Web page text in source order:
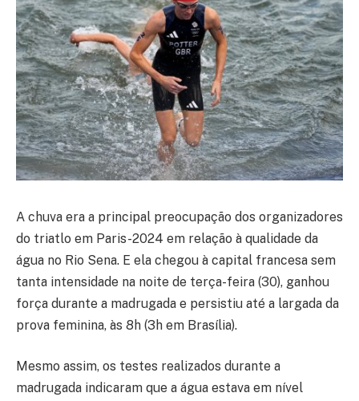
A chuva era a principal preocupação dos organizadores
do triatlo em Paris-2024 em relação à qualidade da
água no Rio Sena. E ela chegou à capital francesa sem
tanta intensidade na noite de terça-feira (30), ganhou
força durante a madrugada e persistiu até a largada da
prova feminina, às 8h (3h em Brasília).
Mesmo assim, os testes realizados durante a
madrugada indicaram que a água estava em nível